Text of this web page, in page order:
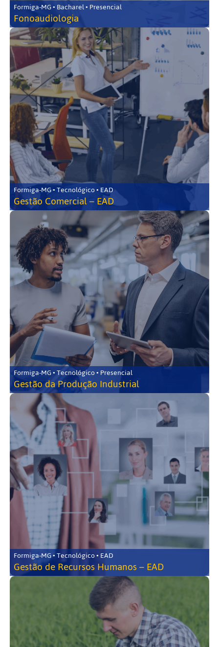
Formiga-MG • Bacharel • Presencial
Fonoaudiologia
Formiga-MG • Tecnológico • EAD
Gestão Comercial – EAD
Formiga-MG • Tecnológico • Presencial
Gestão da Produção Industrial
Formiga-MG • Tecnológico • EAD
Gestão de Recursos Humanos – EAD